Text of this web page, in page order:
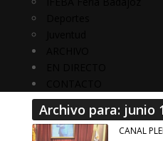
Archivo para: junio
CANAL